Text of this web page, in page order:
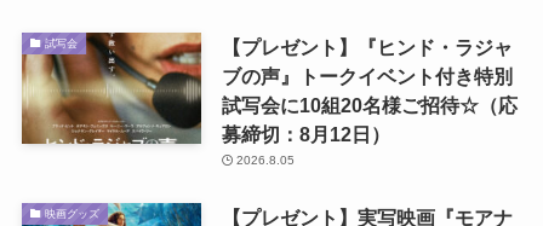
試写会
【プレゼント】『ヒンド・ラジャ
ブの声』トークイベント付き特別
試写会に10組20名様ご招待☆（応
募締切：8月12日）
2026.8.05
映画グッズ 【プレゼント】実写映画『モアナ